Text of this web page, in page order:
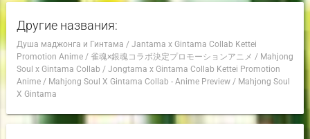
Другие названия:
Душа маджонга и Гинтама / Jantama x Gintama Collab Kettei
Promotion Anime/ 雀魂×銀魂コラボ決定プロモーションアニメ / Mahjong
Soul x Gintama Collab / Jongtama x Gintama Collab Kettei Promotion
Anime/ Mahjong Soul X Gintama Collab - Anime Preview/ Mahjong Soul
X Gintama